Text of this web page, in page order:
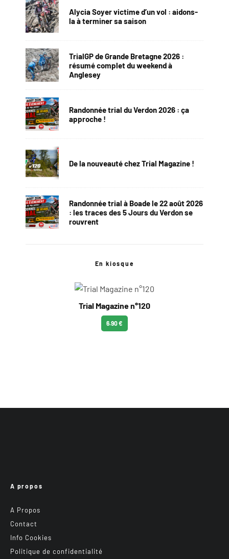
Alycia Soyer victime d’un vol : aidons-
la à terminer sa saison
TrialGP de Grande Bretagne 2026 :
résumé complet du weekend à
Anglesey
Randonnée trial du Verdon 2026 : ça
approche !
De la nouveauté chez Trial Magazine !
Randonnée trial à Boade le 22 août 2026
: les traces des 5 Jours du Verdon se
rouvrent
En kiosque
Trial Magazine n°120
6.90 €
A propos
A Propos
Contact
Info Cookies
Politique de confidentialité